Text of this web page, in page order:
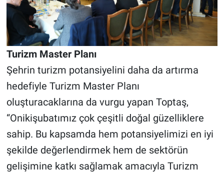
Turizm Master Planı
Şehrin turizm potansiyelini daha da artırma
hedefiyle Turizm Master Planı
oluşturacaklarına da vurgu yapan Toptaş,
“Onikişubatımız çok çeşitli doğal güzelliklere
sahip. Bu kapsamda hem potansiyelimizi en iyi
şekilde değerlendirmek hem de sektörün
gelişimine katkı sağlamak amacıyla Turizm